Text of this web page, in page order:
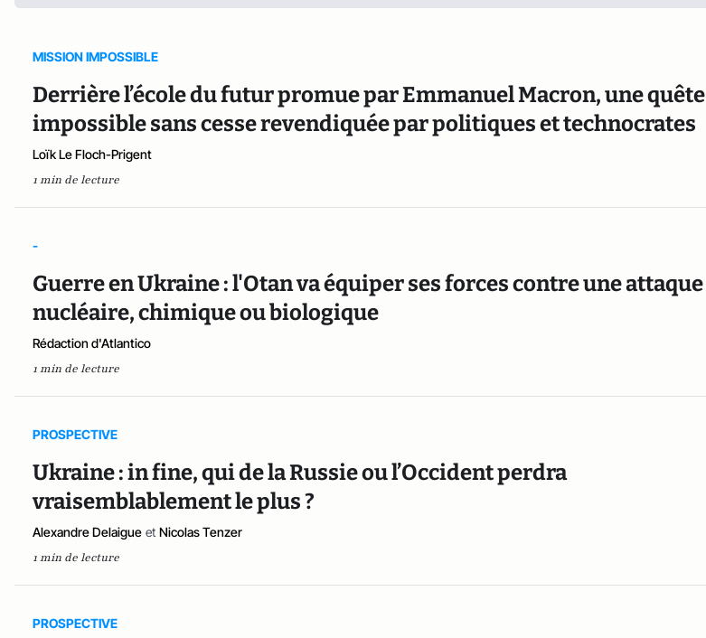
MISSION IMPOSSIBLE
Derrière l’école du futur promue par Emmanuel Macron, une quête
impossible sans cesse revendiquée par politiques et technocrates
Loïk Le Floch-Prigent
1 min de lecture
-
Guerre en Ukraine : l'Otan va équiper ses forces contre une attaque
nucléaire, chimique ou biologique
Rédaction d'Atlantico
1 min de lecture
PROSPECTIVE
Ukraine : in fine, qui de la Russie ou l’Occident perdra
vraisemblablement le plus ?
Alexandre Delaigue et Nicolas Tenzer
1 min de lecture
PROSPECTIVE